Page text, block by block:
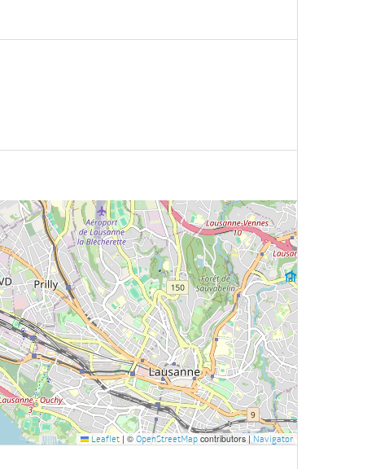
Leaflet | © OpenStreetMap contributors | Navigator